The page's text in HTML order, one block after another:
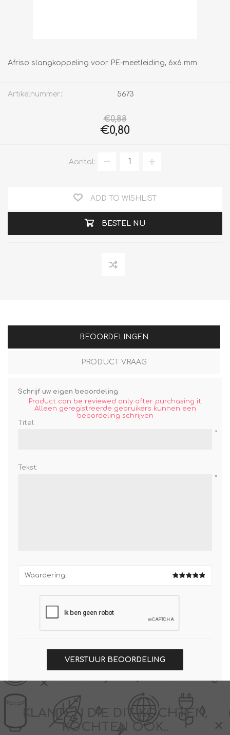
Afriso slangkoppeling voor PE-meetleiding, 6x6 mm
Artikelnummer:: 5673
€0,88
€0,80
Aantal:
ADD TO WISHLIST
BESTEL NU
BEOORDELINGEN
PRODUCT VRAAG
Schrijf uw eigen beoordeling
Product can be reviewed only after purchasing it
Alleen geregistreerde gebruikers kunnen een
beoordeling schrijven
Titel:
*
Tekst:
*
Waardering:
VERSTUUR BEOORDELING
KLANTEN DIE DIT KOCHTEN,
KOCHTEN OOK..